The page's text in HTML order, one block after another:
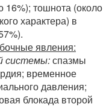
16%); тошнота (около
характера) в
явления:
системы:спазмы
временное
давления;
блокада второй